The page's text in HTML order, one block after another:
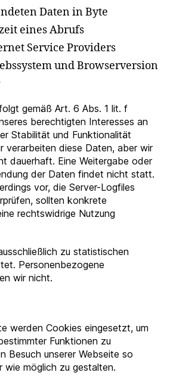
Daten in Byte
eines Abrufs
Service Providers
und Browserversion
gemäß Art. 6 Abs. 1 lit. f
berechtigten Interesses an
Stabilität und Funktionalität
verarbeiten diese Daten, aber wir
dauerhaft. Eine Weitergabe oder
der Daten findet nicht statt.
vor, die Server-Logfiles
sollten konkrete
rechtswidrige Nutzung
zu statistischen
Personenbezogene
wir nicht.
werden Cookies eingesetzt, um
Funktionen zu
Besuch unserer Webseite so
wie möglich zu gestalten.